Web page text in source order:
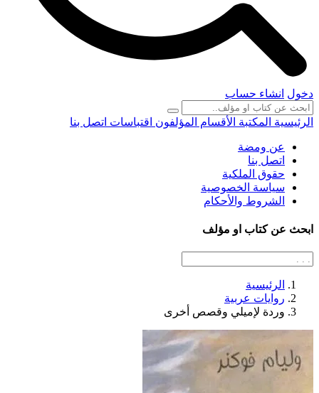
دخول انشاء حساب
الرئيسية المكتبة الأقسام المؤلفون اقتباسات اتصل بنا
عن ومضة
اتصل بنا
حقوق الملكية
سياسة الخصوصية
الشروط والأحكام
ابحث عن كتاب او مؤلف
الرئيسية
روايات عربية
وردة لإميلي وقصص أخرى